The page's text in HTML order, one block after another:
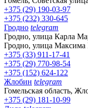
+375 (29) 190-03-97
+375 (232) 330-645
Гродно telegram
Гродно, улица Карла
Гродно, улица Максима
+375 (33) 911-17-41
+375 (29) 770-98-54
+375 (152) 624-122
Жлобин telegram
Гомельская область,
+375 (29) 181-10-99